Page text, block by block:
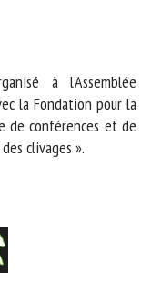
à l’Assemblée
la Fondation pour
de conférences et
des clivages ».